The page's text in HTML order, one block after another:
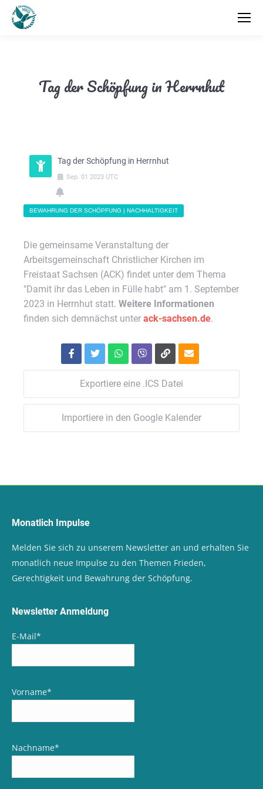
Tag der Schöpfung in Herrnhut
Tag der Schöpfung in Herrnhut
Sep. 01 2023 UTC
BEWAHRUNG DER SCHÖPFUNG | NACHHALTIGKEIT
Die gemeinsame Veranstaltung der
Arbeitsgemeinschaft Christlicher Kirchen im
Freistaat Sachsen (ACK) findet unter dem Thema
"Damit ihr das Leben in Fülle habt" am 1. September
2023 in Herrnhut statt. Weitere Informationen
finden sich demnächst unter ack-sachsen.de.
Exportiere eine .ICS Datei
Importiere in den Google Kalender
Monatlich Impulse
Melden Sie sich zu unserem Newsletter an und erhalten Sie
monatlich neue Impulse zu den Themen Frieden,
Gerechtigkeit und Bewahrung der Schöpfung.
Newsletter Anmeldung
E-Mail*
Vorname*
Nachname*